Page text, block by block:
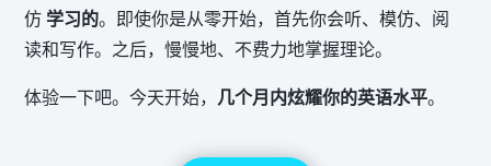
仿 学习的。即使你是从零开始，首先你会听、模仿、阅
读和写作。之后，慢慢地、不费力地掌握理论。
体验一下吧。今天开始， 几个月内炫耀你的英语水平。